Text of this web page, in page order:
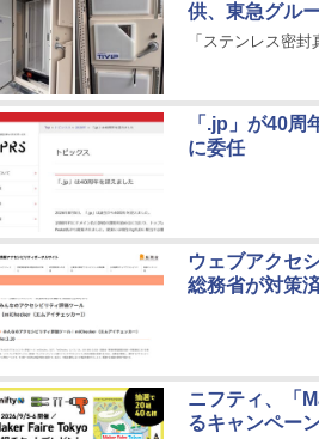
供、東急グル
「ステンレス密
「.jp」が40
に委任
ウェブアクセ
総務省が対策
ニフティ、「
るキャンペー